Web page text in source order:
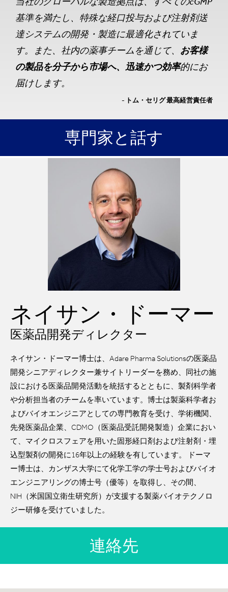
基準を満たし、特殊な経口投与および注射剤送
達システムの開発・製造に最適化されていま
す。また、社内の薬事チームを通じて、 お客様
の製品を分子から市場へ、迅速かつ効率的にお
届けします。
- トム・セリグ 最高経営責任者
専門家と話す
ネイサン・ドーマー
医薬品開発ディレクター
ネイサン・ドーマー博士は、Adare Pharma Solutionsの医薬品
開発シニアディレクター兼サイトリーダーを務め、同社の施
設における医薬品開発活動を統括するとともに、製剤科学者
や分析担当者のチームを率いています。博士は製薬科学者お
よびバイオエンジニアとしての専門教育を受け、学術機関、
先発医薬品企業、CDMO（医薬品受託開発製造）企業におい
て、マイクロスフェアを用いた固形経口剤および注射剤・埋
込型製剤の開発に16年以上の経験を有しています。 ドーマ
ー博士は、カンザス大学にて化学工学の学士号およびバイオ
エンジニアリングの博士号（優等）を取得し、その間、
NIH（米国国立衛生研究所）が支援する製薬バイオテクノロ
ジー研修を受けていました。
連絡先